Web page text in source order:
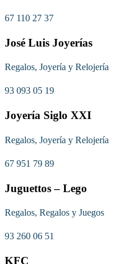
67 110 27 37
José Luis Joyerías
Regalos, Joyería y Relojería
93 093 05 19
Joyería Siglo XXI
Regalos, Joyería y Relojería
67 951 79 89
Juguettos – Lego
Regalos, Regalos y Juegos
93 260 06 51
KFC